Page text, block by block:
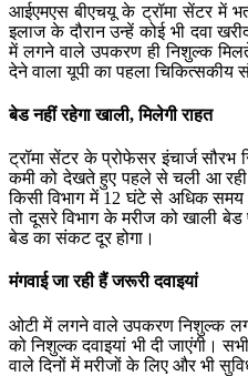
आईएमएस बीएचयू के ट्रॉमा सेंटर में
इलाज के दौरान उन्हें कोई भी दवा
में लगने वाले उपकरण ही निशुल्क
देने वाला यूपी का पहला चिकित्सकीय
बेड नहीं रहेगा खाली, मिलेगी राहत
ट्रॉमा सेंटर के प्रोफेसर इंचार्ज सौरभ
कमी को देखते हुए पहले से चली आ रही
किसी विभाग में 12 घंटे से अधिक
तो दूसरे विभाग के मरीज को खाली बेड
बेड का संकट दूर होगा।
मंगवाई जा रही हैं जरूरी दवाइयां
ओटी में लगने वाले उपकरण निशुल्क
को निशुल्क दवाइयां भी दी जाएंगी।
वाले दिनों में मरीजों के लिए और भी